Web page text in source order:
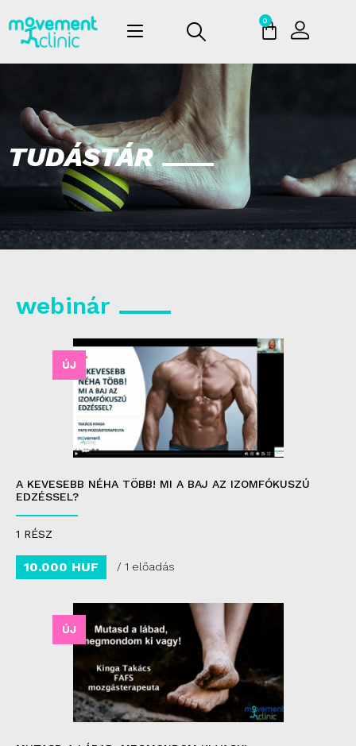
0
TUDÁSTÁR
webinár
ÚJ
A KEVESEBB NÉHA TÖBB! MI A BAJ AZ IZOMFÓKUSZÚ
EDZÉSSEL?
1 RÉSZ
10.000 HUF / 1 előadás
ÚJ